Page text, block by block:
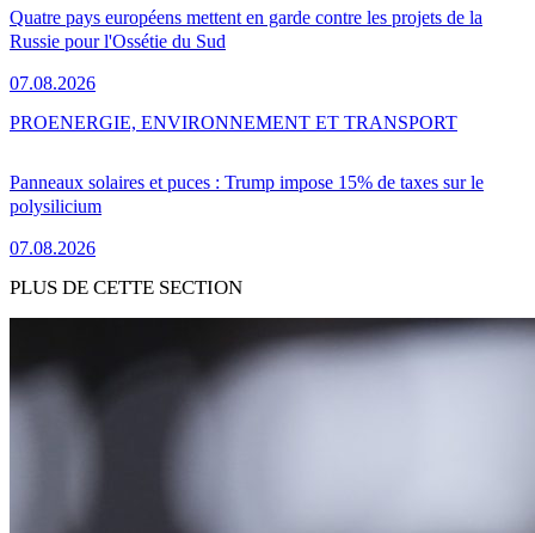
Quatre pays européens mettent en garde contre les projets de la
Russie pour l'Ossétie du Sud
07.08.2026
Panneaux solaires et puces : Trump impose 15% de taxes sur le
polysilicium
07.08.2026
PROENERGIE, ENVIRONNEMENT ET TRANSPORT
PLUS DE CETTE SECTION